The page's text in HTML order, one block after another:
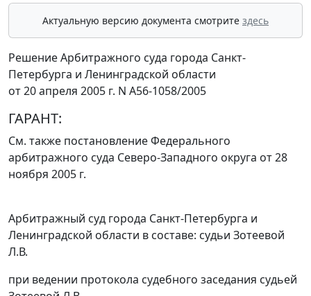
Актуальную версию документа смотрите здесь
Решение Арбитражного суда города Санкт-
Петербурга и Ленинградской области
от 20 апреля 2005 г. N А56-1058/2005
ГАРАНТ:
См. также постановление Федерального
арбитражного суда Северо-Западного округа от 28
ноября 2005 г.
Арбитражный суд города Санкт-Петербурга и
Ленинградской области в составе: судьи Зотеевой
Л.В.
при ведении протокола судебного заседания судьей